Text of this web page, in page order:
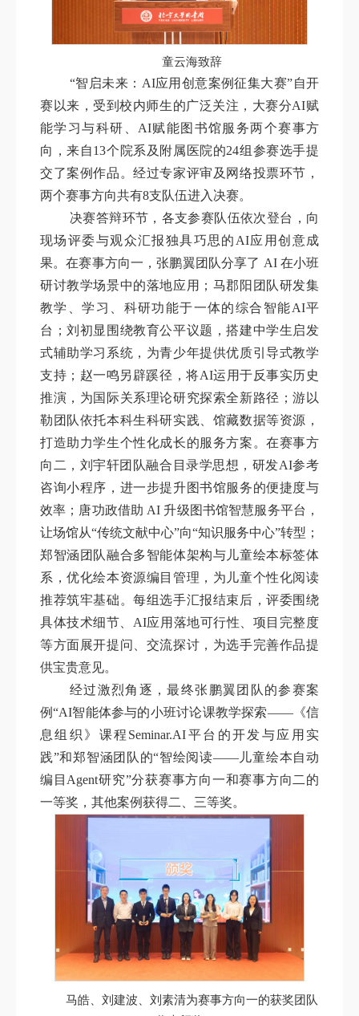
童云海致辞
“智启未来：AI应用创意案例征集大赛”自开
赛以来，受到校内师生的广泛关注，大赛分AI赋
能学习与科研、AI赋能图书馆服务两个赛事方
向，来自13个院系及附属医院的24组参赛选手提
交了案例作品。经过专家评审及网络投票环节，
两个赛事方向共有8支队伍进入决赛。
决赛答辩环节，各支参赛队伍依次登台，向
现场评委与观众汇报独具巧思的AI应用创意成
果。在赛事方向一，张鹏翼团队分享了 AI 在小班
研讨教学场景中的落地应用；马郡阳团队研发集
教学、学习、科研功能于一体的综合智能AI平
台；刘初显围绕教育公平议题，搭建中学生启发
式辅助学习系统，为青少年提供优质引导式教学
支持；赵一鸣另辟蹊径，将AI运用于反事实历史
推演，为国际关系理论研究探索全新路径；游以
勒团队依托本科生科研实践、馆藏数据等资源，
打造助力学生个性化成长的服务方案。在赛事方
向二，刘宇轩团队融合目录学思想，研发AI参考
咨询小程序，进一步提升图书馆服务的便捷度与
效率；唐功政借助 AI 升级图书馆智慧服务平台，
让场馆从“传统文献中心”向“知识服务中心”转型；
郑智涵团队融合多智能体架构与儿童绘本标签体
系，优化绘本资源编目管理，为儿童个性化阅读
推荐筑牢基础。每组选手汇报结束后，评委围绕
具体技术细节、AI应用落地可行性、项目完整度
等方面展开提问、交流探讨，为选手完善作品提
供宝贵意见。
经过激烈角逐，最终张鹏翼团队的参赛案
例“AI智能体参与的小班讨论课教学探索——《信
息组织》课程Seminar.AI平台的开发与应用实
践”和郑智涵团队的“智绘阅读——儿童绘本自动
编目Agent研究”分获赛事方向一和赛事方向二的
一等奖，其他案例获得二、三等奖。
马皓、刘建波、刘素清为赛事方向一的获奖团队